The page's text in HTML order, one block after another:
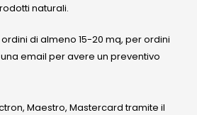
naturali.
di almeno 15-20 mq, per ordini
email per avere un preventivo
Maestro, Mastercard tramite il